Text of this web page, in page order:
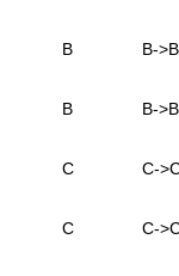
B B->B
B B->B
C C-
C C-